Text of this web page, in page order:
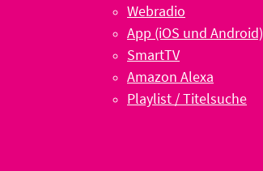
Webradio
App (iOS und Android)
SmartTV
Amazon Alexa
Playlist / Titelsuche